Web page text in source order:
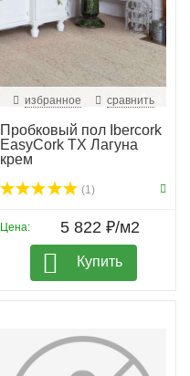
избранное сравнить
Пробковый пол Ibercork
EasyCork TX Лагуна
крем
(1)
Цена: 5 822 ₽/м2
Купить